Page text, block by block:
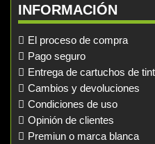
INFORMACIÓN
El proceso de compra
Pago seguro
Entrega de cartuchos de
Cambios y devoluciones
Condiciones de uso
Opinión de clientes
Premiun o marca blanca